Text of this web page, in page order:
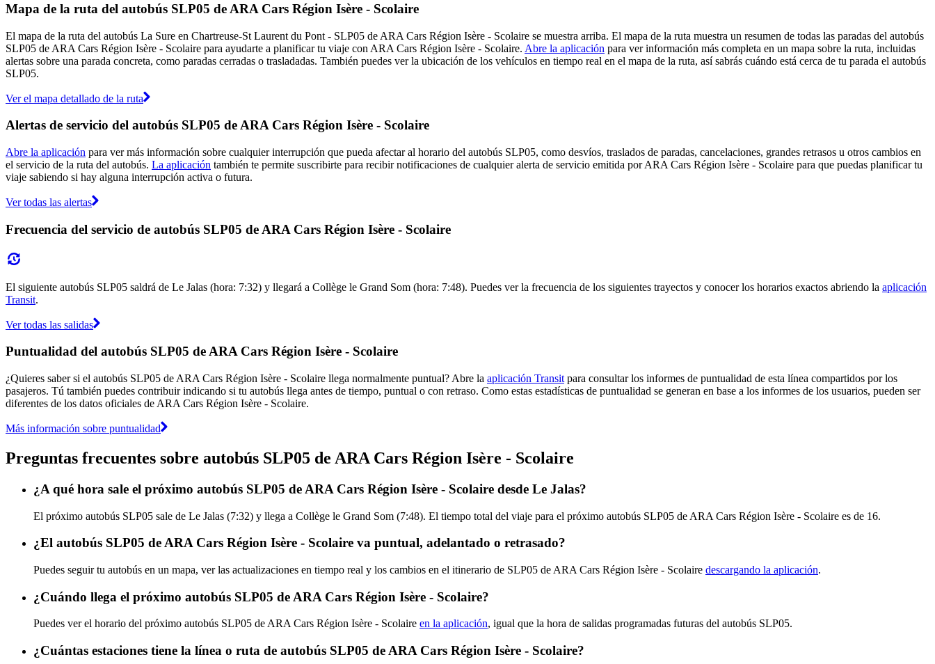
Mapa de la ruta del autobús SLP05 de ARA Cars Région Isère - Scolaire
El mapa de la ruta del autobús La Sure en Chartreuse-St Laurent du Pont - SLP05 de ARA Cars Région Isère - Scolaire se muestra arriba. El mapa de la ruta muestra un resumen de todas las paradas del autobús
SLP05 de ARA Cars Région Isère - Scolaire para ayudarte a planificar tu viaje con ARA Cars Région Isère - Scolaire. Abre la aplicación para ver información más completa en un mapa sobre la ruta, incluidas
alertas sobre una parada concreta, como paradas cerradas o trasladadas. También puedes ver la ubicación de los vehículos en tiempo real en el mapa de la ruta, así sabrás cuándo está cerca de tu parada el autobús
SLP05.
Ver el mapa detallado de la ruta
Alertas de servicio del autobús SLP05 de ARA Cars Région Isère - Scolaire
Abre la aplicación para ver más información sobre cualquier interrupción que pueda afectar al horario del autobús SLP05, como desvíos, traslados de paradas, cancelaciones, grandes retrasos u otros cambios en
el servicio de la ruta del autobús. La aplicación también te permite suscribirte para recibir notificaciones de cualquier alerta de servicio emitida por ARA Cars Région Isère - Scolaire para que puedas planificar tu
viaje sabiendo si hay alguna interrupción activa o futura.
Ver todas las alertas
Frecuencia del servicio de autobús SLP05 de ARA Cars Région Isère - Scolaire
El siguiente autobús SLP05 saldrá de Le Jalas (hora: 7:32) y llegará a Collège le Grand Som (hora: 7:48). Puedes ver la frecuencia de los siguientes trayectos y conocer los horarios exactos abriendo la aplicación
Transit.
Ver todas las salidas
Puntualidad del autobús SLP05 de ARA Cars Région Isère - Scolaire
¿Quieres saber si el autobús SLP05 de ARA Cars Région Isère - Scolaire llega normalmente puntual? Abre la aplicación Transit para consultar los informes de puntualidad de esta línea compartidos por los
pasajeros. Tú también puedes contribuir indicando si tu autobús llega antes de tiempo, puntual o con retraso. Como estas estadísticas de puntualidad se generan en base a los informes de los usuarios, pueden ser
diferentes de los datos oficiales de ARA Cars Région Isère - Scolaire.
Más información sobre puntualidad
Preguntas frecuentes sobre autobús SLP05 de ARA Cars Région Isère - Scolaire
¿A qué hora sale el próximo autobús SLP05 de ARA Cars Région Isère - Scolaire desde Le Jalas?
El próximo autobús SLP05 sale de Le Jalas (7:32) y llega a Collège le Grand Som (7:48). El tiempo total del viaje para el próximo autobús SLP05 de ARA Cars Région Isère - Scolaire es de 16.
¿El autobús SLP05 de ARA Cars Région Isère - Scolaire va puntual, adelantado o retrasado?
Puedes seguir tu autobús en un mapa, ver las actualizaciones en tiempo real y los cambios en el itinerario de SLP05 de ARA Cars Région Isère - Scolaire descargando la aplicación.
¿Cuándo llega el próximo autobús SLP05 de ARA Cars Région Isère - Scolaire?
Puedes ver el horario del próximo autobús SLP05 de ARA Cars Région Isère - Scolaire en la aplicación, igual que la hora de salidas programadas futuras del autobús SLP05.
¿Cuántas estaciones tiene la línea o ruta de autobús SLP05 de ARA Cars Région Isère - Scolaire?